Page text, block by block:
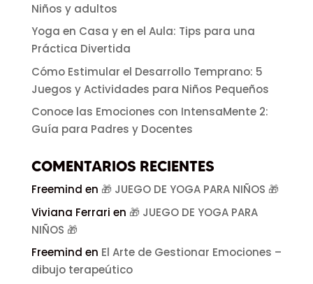
Niños y adultos
Yoga en Casa y en el Aula: Tips para una
Práctica Divertida
Cómo Estimular el Desarrollo Temprano: 5
Juegos y Actividades para Niños Pequeños
Conoce las Emociones con IntensaMente 2:
Guía para Padres y Docentes
COMENTARIOS RECIENTES
Freemind en 🎁 JUEGO DE YOGA PARA NIÑOS 🎁
Viviana Ferrari en 🎁 JUEGO DE YOGA PARA
NIÑOS 🎁
Freemind en El Arte de Gestionar Emociones –
dibujo terapeútico